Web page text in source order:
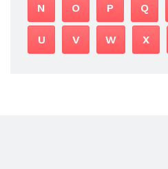
N O P Q
U V W X